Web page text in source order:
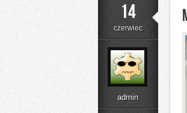
14
czerwiec
admin